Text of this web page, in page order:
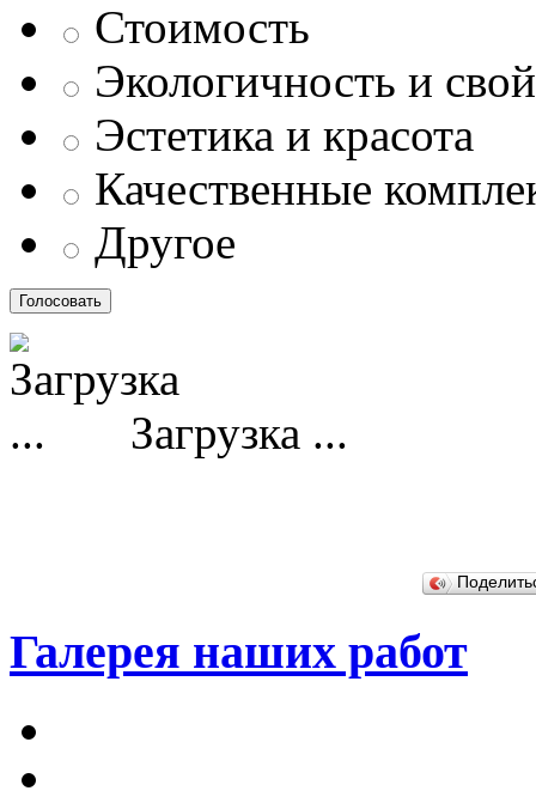
Стоимость
Экологичность и
Эстетика и красота
Качественные
Другое
Загрузка ...
Галерея наших работ